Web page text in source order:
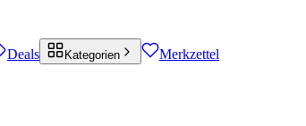
Deals Kategorien Merkzettel